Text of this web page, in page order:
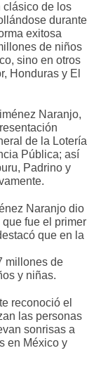
clásico de los
durante
exitosa
de niños
sino en otros
Honduras y El
Naranjo,
de la Lotería
Pública; así
Padrino y
Naranjo dio
fue el primer
que en la
millones de
y niñas.
reconoció el
las personas
sonrisas a
en México y